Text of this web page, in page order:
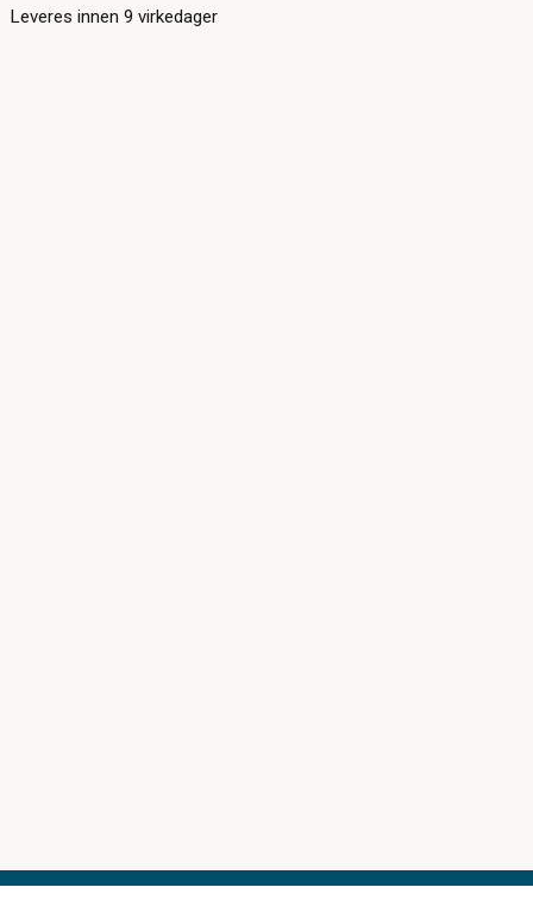
Leveres innen9 virkedager